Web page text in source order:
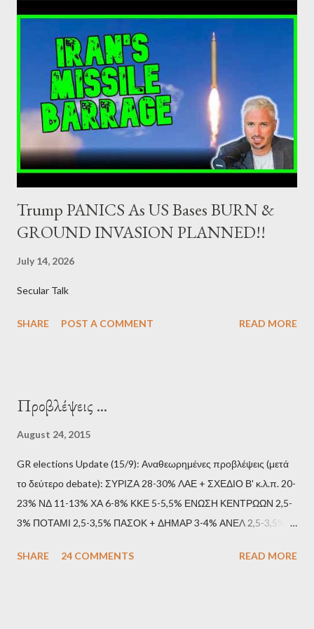
jurisdiction by a regulatory authority which, in the opinion of the
Minister of Finance and the Governor of the Bank of Greece
(hereinafter “the Competent Authorities”), imposes an
adequate supervisory/investor protection regime . Primary
Dealers are selected in order to provide specialised services in
the government securities market, i.e., to participate in the
syndications and auctions of Greek government securities in
the primary mark...
Trump PANICS As US Bases BURN &
GROUND INVASION PLANNED!!
July 14, 2026
Secular Talk
SHARE POST A COMMENT READ MORE
Προβλέψεις ...
August 24, 2015
GR elections Update (15/9): Αναθεωρημένες προβλέψεις (μετά
το δεύτερο debate): ΣΥΡΙΖΑ 28-30% ΛΑΕ + ΣΧΕΔΙΟ Β' κ.λ.π. 20-
23% ΝΔ 11-13% ΧΑ 6-8% ΚΚΕ 5-5,5% ΕΝΩΣΗ ΚΕΝΤΡΩΩΝ 2,5-
3% ΠΟΤΑΜΙ 2,5-3,5% ΠΑΣΟΚ + ΔΗΜΑΡ 3-4% ΑΝΕΛ 2,5-3,5%
debate): ΣΥΡΙΖΑ 25-28% ΛΑΕ + ΣΧΕΔΙΟ Β' κ.λ.π. 20-23% ΝΔ
SHARE 24 COMMENTS READ MORE